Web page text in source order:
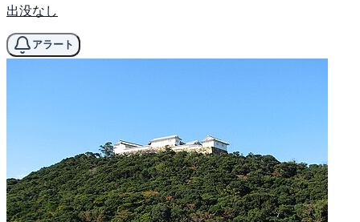
出没なし
アラート